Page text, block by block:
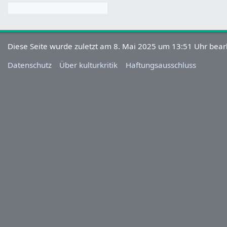
Diese Seite wurde zuletzt am 8. Mai 2025 um 13:51 Uhr
Datenschutz
Über kulturkritik Haftungsausschluss